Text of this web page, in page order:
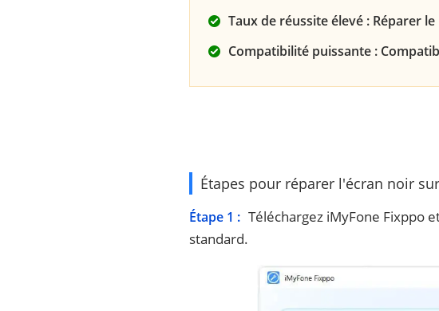
Taux de réussite élevé : Réparer
Compatibilité puissante :
Étapes pour réparer l'écran noir
Étape 1 : Téléchargez iMyFone Fixppo
standard.